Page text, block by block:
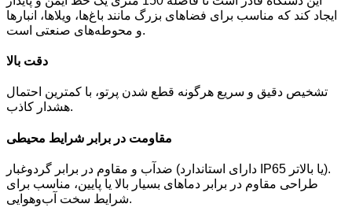
ایجاد کند که مناسب برای فضاهای بزرگ مانند باغ‌ها، ویلاها، انبارها
و محوطه‌های صنعتی است.
دقت بالا
تشخیص دقیق و سریع هرگونه قطع شدن پرتو، با کمترین احتمال
هشدار کاذب.
مقاومت در برابر شرایط محیطی
ضدآب و مقاوم در برابر گردوغبار (دارای استاندارد IP65 یا بالاتر).
طراحی مقاوم در برابر دماهای بسیار بالا یا پایین، مناسب برای
شرایط سخت آب‌وهوایی.